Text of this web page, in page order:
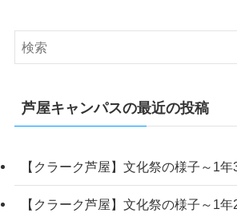
芦屋キャンパスの最近の投稿
【クラーク芦屋】文化祭の様子～1年
【クラーク芦屋】文化祭の様子～1年